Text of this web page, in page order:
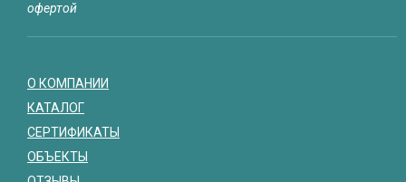
офертой
О КОМПАНИИ
КАТАЛОГ
СЕРТИФИКАТЫ
ОБЪЕКТЫ